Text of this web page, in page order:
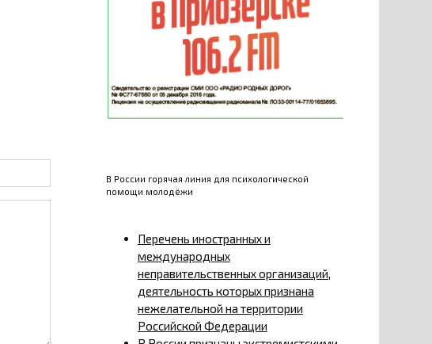
В России горячая линия для психологической
помощи молодёжи
Перечень иностранных и
международных
неправительственных организаций,
деятельность которых признана
нежелательной на территории
Российской Федерации